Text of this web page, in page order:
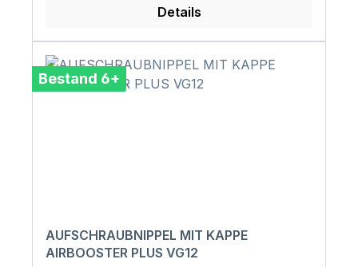
Details
Bestand 6+
AUFSCHRAUBNIPPEL MIT KAPPE
AIRBOOSTER PLUS VG12